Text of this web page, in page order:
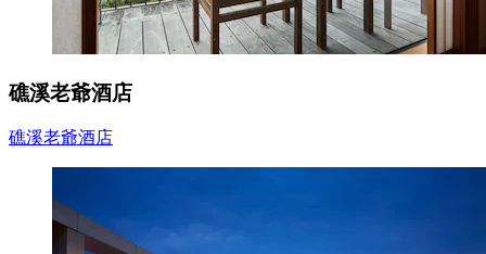
礁溪老爺酒店
礁溪老爺酒店